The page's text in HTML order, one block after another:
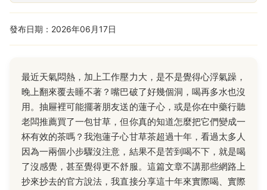
發布日期：2026年06月17日
最近天氣悶熱，加上工作壓力大，是不是覺得心浮氣躁，
晚上翻來覆去睡不著？嘴巴破了好幾個洞，喝再多水也沒
用。抽屜裡可能擺著朋友送的蓮子心，或是你在中藥行聽
老闆推薦買了一包甘草，但你真的知道怎麼把它們變成一
杯有效的茶嗎？我泡蓮子心甘草茶超過十年，看過太多人
因為一兩個小步驟沒注意，結果不是苦到喝不下，就是喝
了沒感覺，甚至覺得更不舒服。這篇文章不講那些網路上
抄來抄去的官方說法，我直接分享這十年來實際喝、實際